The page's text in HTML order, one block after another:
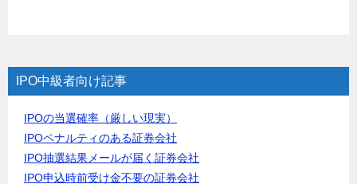
IPO中級者向け記事
IPOの当選確率（厳しい現実）
IPOペナルティのある証券会社
IPO抽選結果メールが届く証券会社
IPO申込時前受け金不要の証券会社